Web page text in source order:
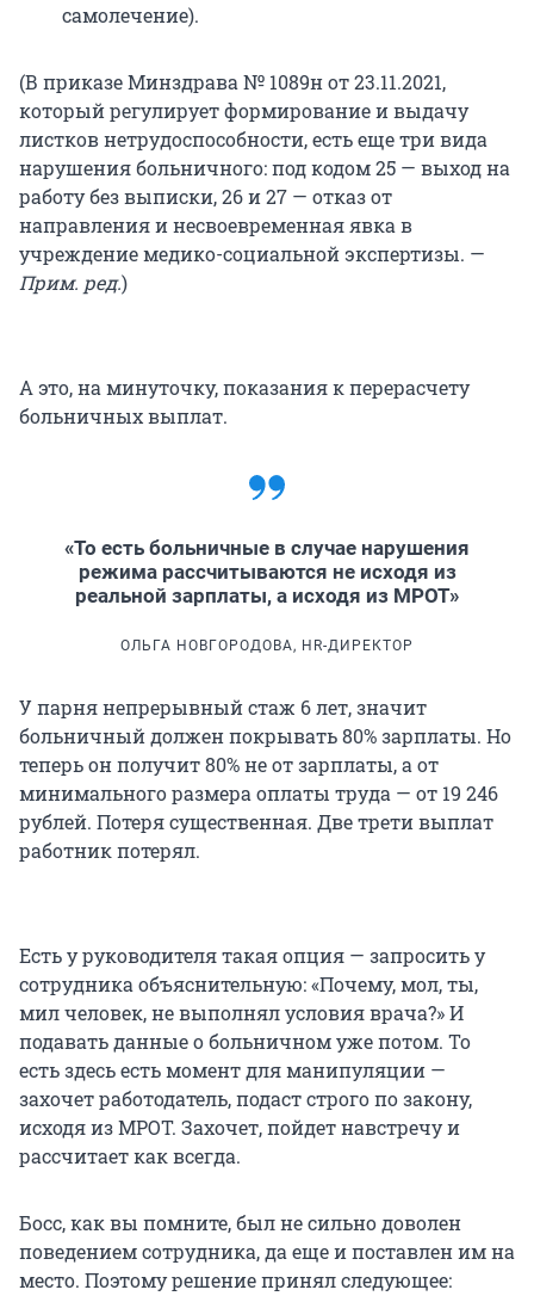
самолечение).
(В приказе Минздрава № 1089н от 23.11.2021,
который регулирует формирование и выдачу
листков нетрудоспособности, есть еще три вида
нарушения больничного: под кодом 25 — выход на
работу без выписки, 26 и 27 — отказ от
направления и несвоевременная явка в
учреждение медико-социальной экспертизы. —
Прим. ред.)
А это, на минуточку, показания к перерасчету
больничных выплат.
«То есть больничные в случае нарушения
режима рассчитываются не исходя из
реальной зарплаты, а исходя из МРОТ»
ОЛЬГА НОВГОРОДОВА, HR-ДИРЕКТОР
У парня непрерывный стаж 6 лет, значит
больничный должен покрывать 80% зарплаты. Но
теперь он получит 80% не от зарплаты, а от
минимального размера оплаты труда — от 19 246
рублей. Потеря существенная. Две трети выплат
работник потерял.
Есть у руководителя такая опция — запросить у
сотрудника объяснительную: «Почему, мол, ты,
мил человек, не выполнял условия врача?» И
подавать данные о больничном уже потом. То
есть здесь есть момент для манипуляции —
захочет работодатель, подаст строго по закону,
исходя из МРОТ. Захочет, пойдет навстречу и
рассчитает как всегда.
Босс, как вы помните, был не сильно доволен
поведением сотрудника, да еще и поставлен им на
место. Поэтому решение принял следующее: